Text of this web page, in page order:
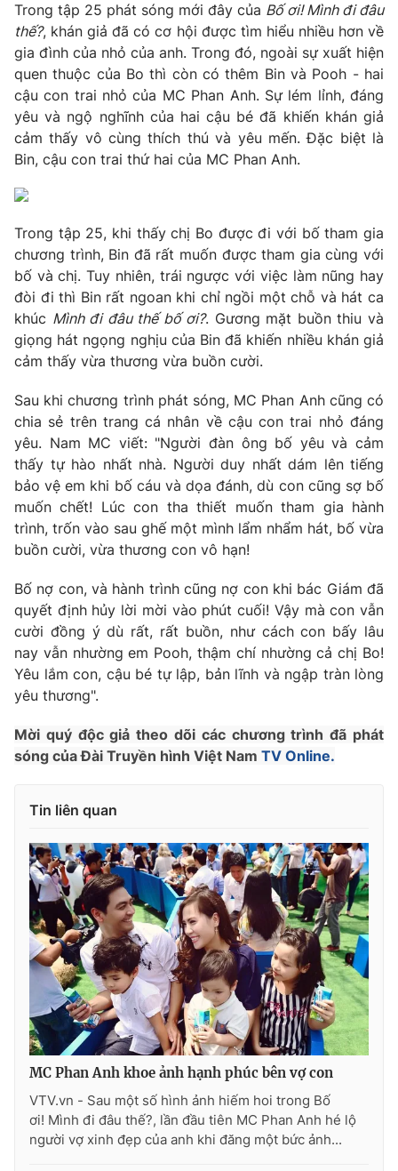
Hậu trường
Nhân vật
Khán giả
Giải sao mai
Điện ảnh
Âm nhạc
Sao
Đời sống
Du lịch
Làm đẹp
Chất lượng cuộc sống
Giáo dục
Tuyển sinh
Học trực tuyến
Công nghệ
Hitech Công nghệ tương lai
Sản phẩm
Thị trường
Tư vấn
Giao lưu trực tuyến
Lịch phát sóng
Chuyên mục khác
Emagazine Podcast
Photo Infographic
Video Shorts video
VTV Money VTV Thể thao
VTV Sức khoẻ Bất động sản
Thị trường 24h Tấm lòng Việt
VTV4 Vươn mình bằng AI
Liên hệ tòa soạn English
THỜI BÁO VTV
Theo dõi báo trên
Cơ quan chủ quản:Đài Truyền hình Việt Nam
Cơ quan báo chí:Thời báo VTV
Giấy phép hoạt động báo in và báo điện tử số 483/GP-BTTTT
cấp ngày 29/12/2023
Phó Tổng Biên tập:Nguyễn Thị Mỹ Hạnh, Phạm Quốc Thắng,
Nguyễn Trọng Ninh
Trong tập 25 phát sóng mới đây của Bố ơi! Mình đi đâu
thế?, khán giả đã có cơ hội được tìm hiểu nhiều hơn về
gia đình của nhỏ của anh. Trong đó, ngoài sự xuất hiện
quen thuộc của Bo thì còn có thêm Bin và Pooh - hai
cậu con trai nhỏ của MC Phan Anh. Sự lém lỉnh, đáng
yêu và ngộ nghĩnh của hai cậu bé đã khiến khán giả
cảm thấy vô cùng thích thú và yêu mến. Đặc biệt là
Bin, cậu con trai thứ hai của MC Phan Anh.
Trong tập 25, khi thấy chị Bo được đi với bố tham gia
chương trình, Bin đã rất muốn được tham gia cùng với
bố và chị. Tuy nhiên, trái ngược với việc làm nũng hay
đòi đi thì Bin rất ngoan khi chỉ ngồi một chỗ và hát ca
khúc Mình đi đâu thế bố ơi?. Gương mặt buồn thiu và
giọng hát ngọng nghịu của Bin đã khiến nhiều khán giả
cảm thấy vừa thương vừa buồn cười.
Sau khi chương trình phát sóng, MC Phan Anh cũng có
chia sẻ trên trang cá nhân về cậu con trai nhỏ đáng
yêu. Nam MC viết: "Người đàn ông bố yêu và cảm
thấy tự hào nhất nhà. Người duy nhất dám lên tiếng
bảo vệ em khi bố cáu và dọa đánh, dù con cũng sợ bố
muốn chết! Lúc con tha thiết muốn tham gia hành
trình, trốn vào sau ghế một mình lẩm nhẩm hát, bố vừa
buồn cười, vừa thương con vô hạn!
Bố nợ con, và hành trình cũng nợ con khi bác Giám đã
quyết định hủy lời mời vào phút cuối! Vậy mà con vẫn
cười đồng ý dù rất, rất buồn, như cách con bấy lâu
nay vẫn nhường em Pooh, thậm chí nhường cả chị Bo!
Yêu lắm con, cậu bé tự lập, bản lĩnh và ngập tràn lòng
yêu thương".
Mời quý độc giả theo dõi các chương trình đã phát
sóng của Đài Truyền hình Việt Nam TV Online.
Tin liên quan
MC Phan Anh khoe ảnh hạnh phúc bên vợ con
VTV.vn - Sau một số hình ảnh hiếm hoi trong Bố
ơi! Mình đi đâu thế?, lần đầu tiên MC Phan Anh hé lộ
người vợ xinh đẹp của anh khi đăng một bức ảnh...